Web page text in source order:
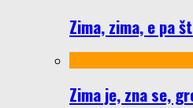
Zima, zima, e pa
Zima je, zna se,